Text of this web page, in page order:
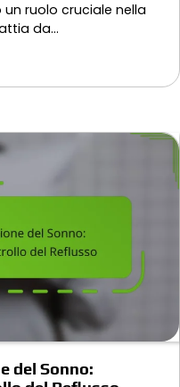
ruolo cruciale nella
da…
del Sonno: